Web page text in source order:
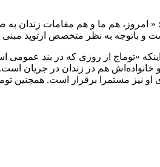
« امروز، هم ما و هم مقامات
و باتوجه به نظر متخصص ارتوپد
اینکه «توماج از روزی که در بند
نیز مستمرا برقرار است. همچنین